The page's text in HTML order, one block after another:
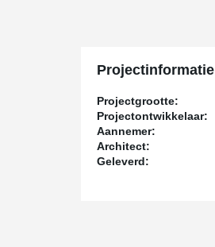
Projectinformatie
Projectgrootte:
Projectontwikkelaar:
Aannemer:
Architect:
Geleverd: